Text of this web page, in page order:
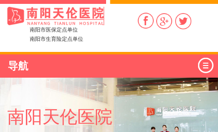
南阳市医保定点单位
南阳市生育险定点单位
导航
南阳天伦医院